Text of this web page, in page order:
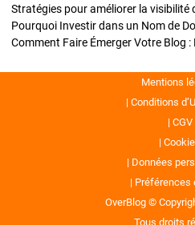
Mentions
Conditions
CGV
Données
Préférences
OverBlog ©
Tous droits